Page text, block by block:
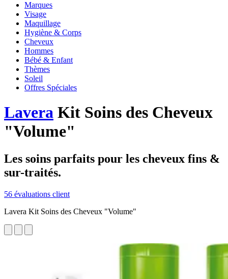
Marques
Visage
Maquillage
Hygiène & Corps
Cheveux
Hommes
Bébé & Enfant
Thèmes
Soleil
Offres Spéciales
Lavera Kit Soins des Cheveux
"Volume"
Les soins parfaits pour les cheveux fins &
sur-traités.
56 évaluations client
Lavera Kit Soins des Cheveux "Volume"